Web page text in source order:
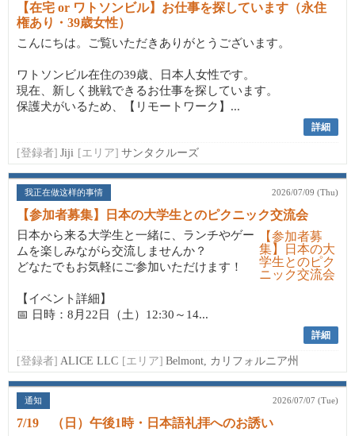
【在宅 or ワトソンビル】お仕事を探しています（永住
権あり・39歳女性）
こんにちは。ご覧いただきありがとうございます。
ワトソンビル在住の39歳、日本人女性です。
現在、新しく挑戦できるお仕事を探しています。
保護犬がいるため、【リモートワーク】...
詳細
[登録者] Jiji [エリア] サンタクルーズ
我正在做这样的事情 2026/07/09 (Thu)
【参加者募集】日本の大学生とのピクニック交流会
日本から来る大学生と一緒に、ランチやゲー
ムを楽しみながら交流しませんか？
どなたでもお気軽にご参加いただけます！
【イベント詳細】
📅 日時：8月22日（土）12:30～14...
詳細
[登録者] ALICE LLC [エリア] Belmont, カリフォルニア州
通知 2026/07/07 (Tue)
7/19 （日）午後1時・日本語礼拝へのお誘い